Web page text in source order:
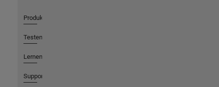
Produkte
Testen oder Kaufen
Lernen
Support